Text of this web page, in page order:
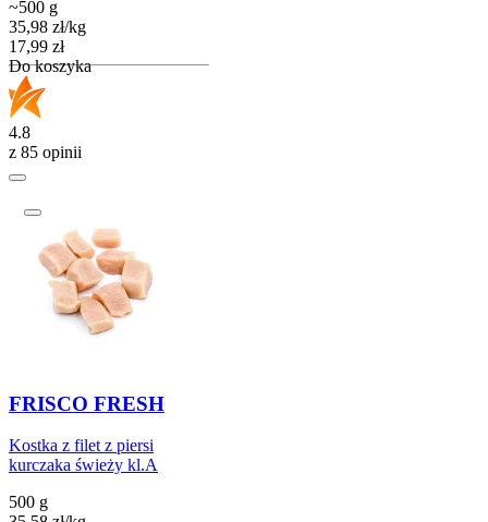
~500 g
35,98 zł/kg
Cena
17,99 zł
Do koszyka
4.8
z 85 opinii
FRISCO FRESH
Kostka z filet z piersi
kurczaka świeży kl.A
500 g